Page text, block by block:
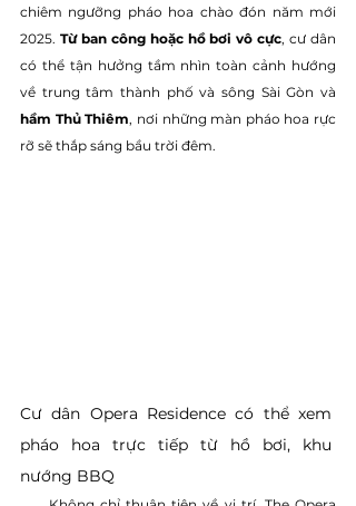
chiêm ngưỡng pháo hoa chào đón năm mới
2025. Từ ban công hoặc hồ bơi vô cực, cư dân
có thể tận hưởng tầm nhìn toàn cảnh hướng
hầm Thủ Thiêm, nơi những màn pháo hoa rực
rỡ sẽ thắp sáng bầu trời đêm.
Cư dân Opera Residence có thể xem
pháo hoa trực tiếp từ hồ bơi, khu
nướng BBQ